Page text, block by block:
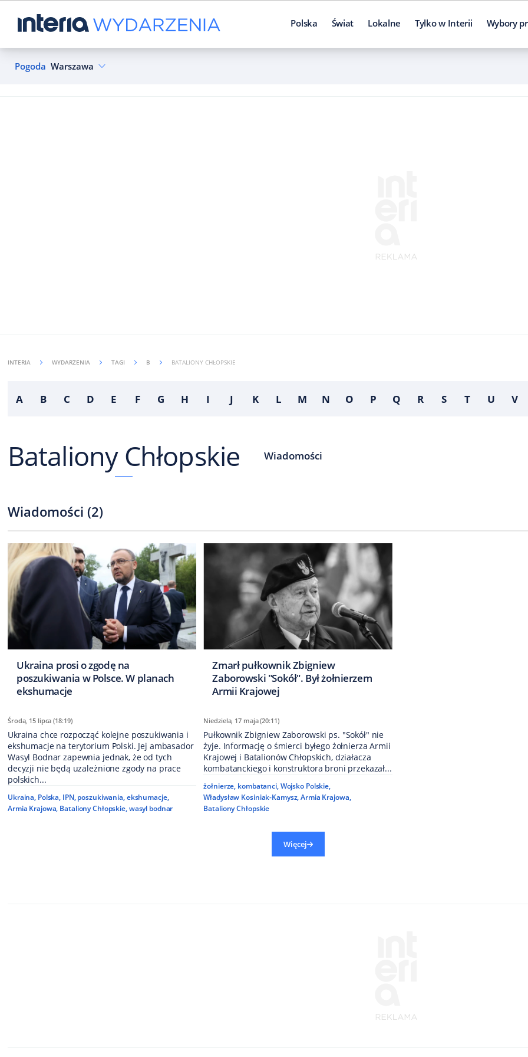
Polska Świat Lokalne Tylko w Interii Wybory
Pogoda Warszawa
INTERIA WYDARZENIA TAGI B BATALIONY CHŁOPSKIE
A B C D E F G H I J K L M N O P Q R S T U V
Bataliony Chłopskie Wiadomości
Wiadomości (2)
Ukraina prosi o zgodę na
poszukiwania w Polsce. W planach
ekshumacje
Środa, 15 lipca (18:19)
Ukraina chce rozpocząć kolejne poszukiwania i
ekshumacje na terytorium Polski. Jej ambasador
Wasyl Bodnar zapewnia jednak, że od tych
decyzji nie będą uzależnione zgody na prace
polskich...
Ukraina, Polska, IPN, poszukiwania,ekshumacje,
Armia Krajowa, Bataliony Chłopskie,wasyl bodnar
Zmarł pułkownik Zbigniew
Zaborowski "Sokół". Był żołnierzem
Armii Krajowej
Niedziela, 17 maja (20:11)
Pułkownik Zbigniew Zaborowski ps. "Sokół" nie
żyje. Informację o śmierci byłego żołnierza Armii
Krajowej i Batalionów Chłopskich, działacza
kombatanckiego i konstruktora broni przekazał...
żołnierze, kombatanci,Wojsko Polskie,
Władysław Kosiniak-Kamysz,Armia Krajowa,
Bataliony Chłopskie
Więcej